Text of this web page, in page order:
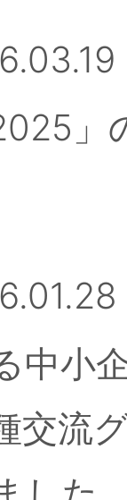
中小
交流